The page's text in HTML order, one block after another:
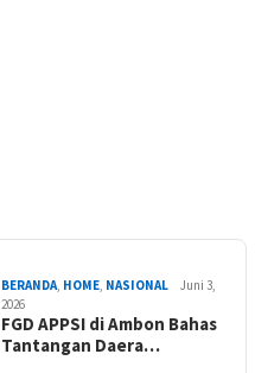
BERANDA HOME NASIONAL
Juni 3,
2026
FGD APPSI di Ambon Bahas
Tantangan Daera…